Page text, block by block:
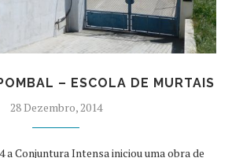
– ESCOLA DE MURTAIS
28 Dezembro, 2014
a Conjuntura Intensa iniciou uma obra de